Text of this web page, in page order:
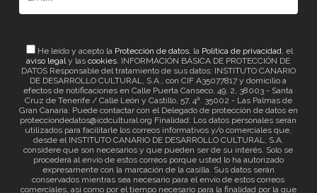
He leído y acepto la Protección de datos, la Política de privacidad, el
aviso legaly lascookies. INFORMACIÓN BÁSICA DE PROTECCIÓN DE
DATOS Responsable del tratamiento de sus datos: INSTITUTO CANARIO
DE DESARROLLO CULTURAL, S.A., con CIF A35077817 y domicilio a
efectos de notificaciones en Calle Puerta Canseco, 49, 2, 38003 - Santa
Cruz de Tenerife / Calle León y Castillo, 57, 4ª. 35002 - Las Palmas de
Gran Canaria. Puede contactar con el Delegado de protección de datos en
protecciondedatos@icdcultural.org Finalidad: Los datos personales serán
utilizados para facilitarle los correos informativos y/o comerciales que,
desde el INSTITUTO CANARIO DE DESARROLLO CULTURAL, S.A.
considere que son necesarios y que pueden ser de su interés. Solo se
procederá al envío de estos correos porque usted lo ha autorizado
expresamente con la marcación de la casilla. Sus datos serán
conservados mientras sea necesario para el envío de estos correos
comerciales, así como por el tiempo necesario para la finalidad por la que